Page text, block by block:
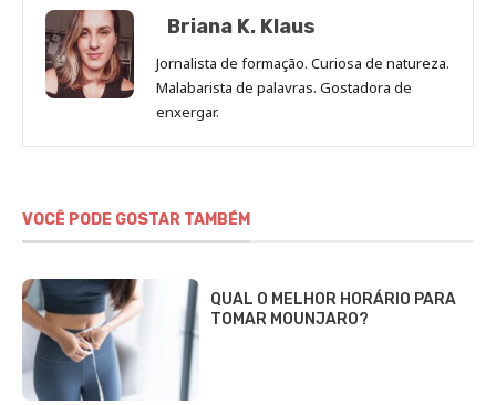
Briana K. Klaus
Jornalista de formação. Curiosa de natureza.
Malabarista de palavras. Gostadora de
enxergar.
VOCÊ PODE GOSTAR TAMBÉM
QUAL O MELHOR HORÁRIO PARA
TOMAR MOUNJARO?